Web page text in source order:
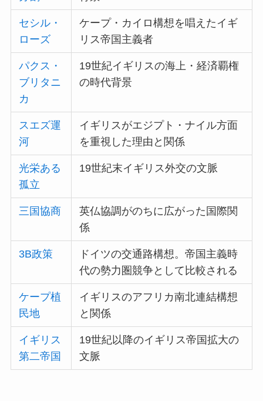
セシル・
ローズ
ケープ・カイロ構想を唱えたイギ
リス帝国主義者
パクス・
ブリタニ
カ
19世紀イギリスの海上・経済覇権
の時代背景
スエズ運
河
イギリスがエジプト・ナイル方面
を重視した理由と関係
光栄ある
孤立
19世紀末イギリス外交の文脈
三国協商
英仏協調がのちに広がった国際関
係
3B政策
ドイツの交通路構想。帝国主義時
代の勢力圏競争として比較される
ケープ植
民地
イギリスのアフリカ南北連結構想
と関係
イギリス
第二帝国
19世紀以降のイギリス帝国拡大の
文脈